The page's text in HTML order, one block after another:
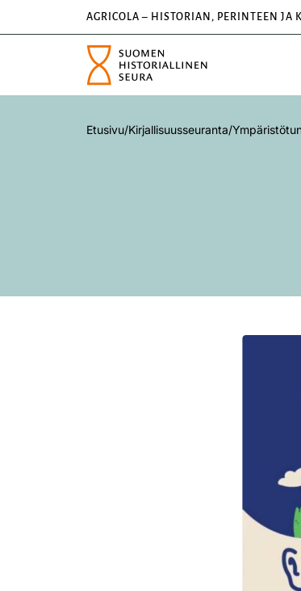
AGRICOLA – HISTORIAN, PERINTEEN JA
Etusivu/Kirjallisuusseuranta/